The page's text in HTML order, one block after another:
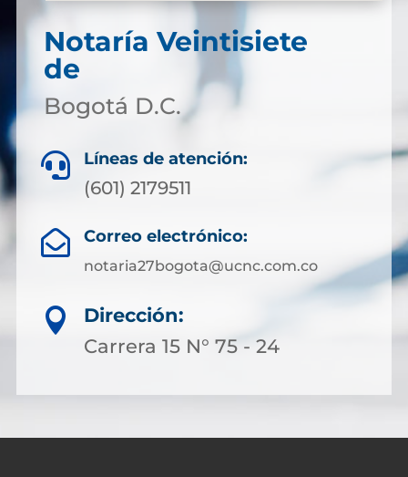
Notaría Veintisiete
de
Bogotá D.C.
 Líneas de atención:
(601) 2179511
 Correo electrónico:
notaria27bogota@ucnc.com.co

Dirección:
Carrera 15 N° 75 - 24